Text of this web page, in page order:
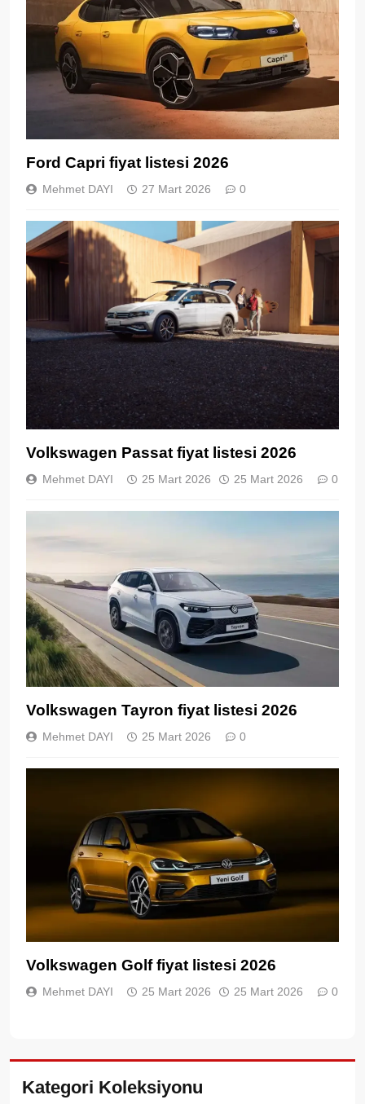
Ford Capri fiyat listesi 2026
Mehmet DAYI 27 Mart 2026 0
Volkswagen Passat fiyat listesi 2026
Mehmet DAYI 25 Mart 2026 25 Mart 2026 0
Volkswagen Tayron fiyat listesi 2026
Mehmet DAYI 25 Mart 2026 0
Volkswagen Golf fiyat listesi 2026
Mehmet DAYI 25 Mart 2026 25 Mart 2026 0
Kategori Koleksiyonu